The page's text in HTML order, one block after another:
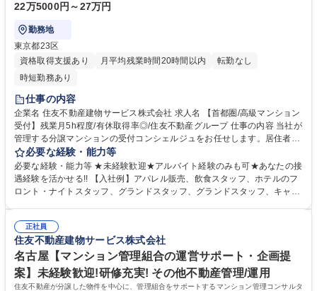
22万5000円～27万円
勤務地
東京都23区
資格取得支援あり
月平均残業時間20時間以内
転勤なし
時短勤務あり
仕事の内容
企業名 住友不動産建物サービス株式会社 求人名 【首都圏/高級マンション
受付】残業月5h程度/有休取得率◎/住友不動産グループ 仕事の内容 当社が
管理する分譲マンションの受付コンシェルジュをお任せします。居住者の
上質な生活を支援し、温かいサービス提供を担当頂きます。日常生活を通
じ、お客様の人生の一部に携わる特別なお仕事です。 【受付業務】(1)取
次サービス：クリーニング、宅配便(2)セクレタリーサービス：共用施設予
約、タクシー手配、物品販売、クローク等(3)業者紹介サービス：リフォー
備品の貸出状況の管理(3)データ入力 ：お客様の問い合わせ内容の入力 ★
制服あり 募集職種 【首都圏/高級マンション受付】残業月5h程度/有休取得
率◎/住友不動産グループ
必要な経験・能力等
必要な経験・能力等 ★未経験歓迎★アルバイト経験のみも可★あなたの接
遇経験を活かせる!! 【入社例】アパレル販売、飲食スタッフ、ホテルのフ
ロント・ナイトスタッフ、グランドスタッフ、グランドスタッフ、キャビ
でも安心して業務に取り組んでいただけます。 【働く環境】■配属マンシ
ョン駅近率91%■残業時間1分単位100%支給■残業平均時間4.8時間/月【育
休産休】産前産後休暇・育児休暇取得率100%！現在3名の方が育休産休
中。復帰後は内勤系業務も応相談です。 学歴・資格 学歴：大学院 大学 高
専 短大 専修学校 高校 語学力： 資格：
正社員
住友不動産建物サービス株式会社
名古屋【マンション管理組合の運営サポート・企画提
案】未経験歓迎!研修充実! その他不動産管理/運用
住友不動産が分譲した物件を中心に、管理組合をサポートするマンション管理コンサルタ